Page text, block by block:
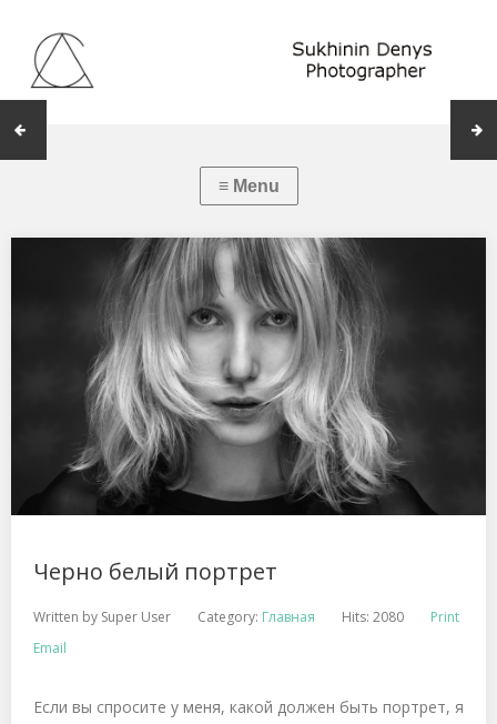
Черно белый портрет
Written by Super User Category: Главная Hits: 2080
Print
Email
Если вы спросите у меня, какой должен быть портрет, я